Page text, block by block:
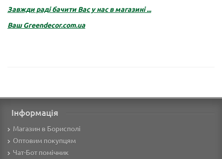
Завжди раді бачити Вас у нас в магазині ...
ВашGreendecor.com.ua
Інформація
Магазин в Борисполі
Оптовим покупцям
Чат-Бот помічник